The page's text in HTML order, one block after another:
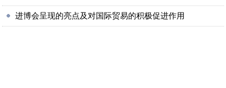
进博会呈现的亮点及对国际贸易的积极促进作用